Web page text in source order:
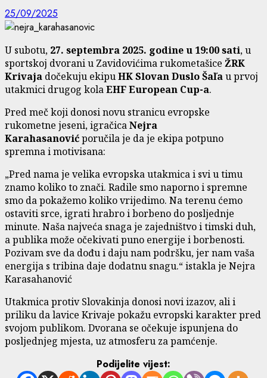
25/09/2025
U subotu, 27. septembra 2025. godine u 19:00 sati, u
sportskoj dvorani u Zavidovićima rukometašice ŽRK
Krivaja dočekuju ekipuHK Slovan Duslo Šaľau prvoj
utakmici drugog kolaEHF European Cup-a.
Pred meč koji donosi novu stranicu evropske
rukometne jeseni, igračicaNejra
Karahasanovićporučila je da je ekipa potpuno
spremna i motivisana:
„Pred nama je velika evropska utakmica i svi u timu
znamo koliko to znači. Radile smo naporno i spremne
smo da pokažemo koliko vrijedimo. Na terenu ćemo
ostaviti srce, igrati hrabro i borbeno do posljednje
minute. Naša najveća snaga je zajedništvo i timski duh,
a publika može očekivati puno energije i borbenosti.
Pozivam sve da dođu i daju nam podršku, jer nam vaša
energija s tribina daje dodatnu snagu.“ istakla je Nejra
Karasahanović
Utakmica protiv Slovakinja donosi novi izazov, ali i
priliku da lavice Krivaje pokažu evropski karakter pred
svojom publikom. Dvorana se očekuje ispunjena do
posljednjeg mjesta, uz atmosferu za pamćenje.
Podijelite vijest: